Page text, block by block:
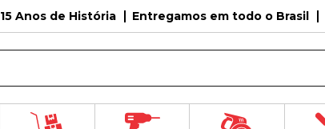
15 Anos de História Entregamos em todo o Brasil